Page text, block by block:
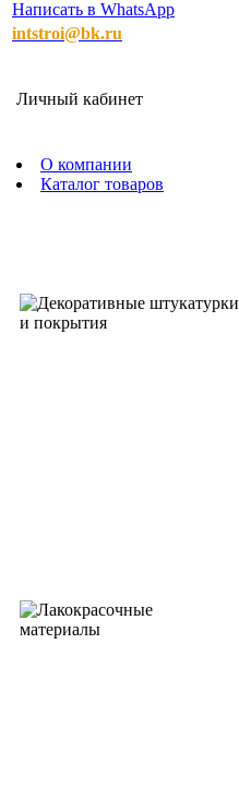
Написать в WhatsApp
intstroi@bk.ru
Личный кабинет
О компании
Каталог товаров